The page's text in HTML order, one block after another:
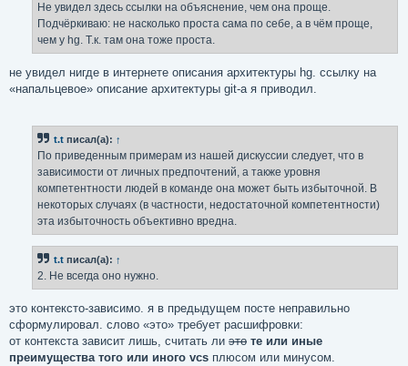
Не увидел здесь ссылки на объяснение, чем она проще.
Подчёркиваю: не насколько проста сама по себе, а в чём проще,
чем у hg. Т.к. там она тоже проста.
не увидел нигде в интернете описания архитектуры hg. ссылку на
«напальцевое» описание архитектуры git-а я приводил.
t.t писал(а): ↑
По приведенным примерам из нашей дискуссии следует, что в
зависимости от личных предпочтений, а также уровня
компетентности людей в команде она может быть избыточной. В
некоторых случаях (в частности, недостаточной компетентности)
эта избыточность объективно вредна.
t.t писал(а): ↑
2. Не всегда оно нужно.
это контексто-зависимо. я в предыдущем посте неправильно
сформулировал. слово «это» требует расшифровки:
от контекста зависит лишь, считать ли это те или иные
преимущества того или иного vcs плюсом или минусом.